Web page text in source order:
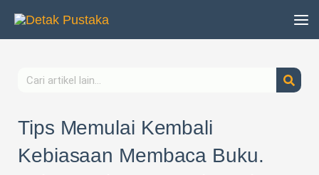
Lewati
Search
Tips Memulai Kembali
Kebiasaan Membaca Buku.